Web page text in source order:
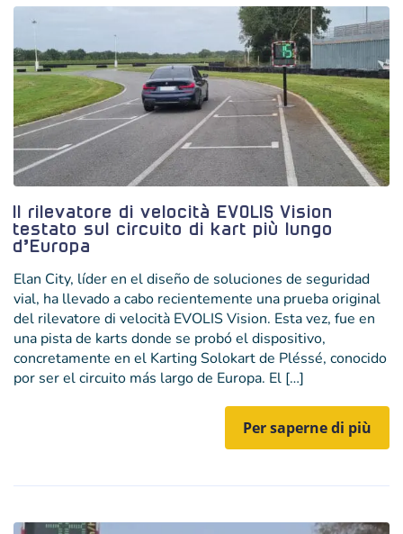
Il rilevatore di velocità EVOLIS Vision
testato sul circuito di kart più lungo
d’Europa
Elan City, líder en el diseño de soluciones de seguridad
vial, ha llevado a cabo recientemente una prueba original
del rilevatore di velocità EVOLIS Vision. Esta vez, fue en
una pista de karts donde se probó el dispositivo,
concretamente en el Karting Solokart de Pléssé, conocido
por ser el circuito más largo de Europa. El […]
Per saperne di più